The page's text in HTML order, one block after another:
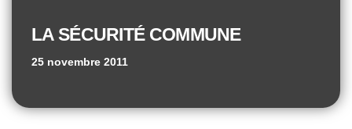
LA SÉCURITÉ COMMUNE
25 novembre 2011